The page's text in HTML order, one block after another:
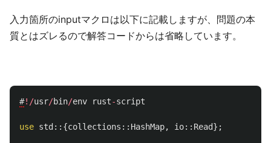
入力箇所のinputマクロは以下に記載しますが、問題の本
質とはズレるので解答コードからは省略しています。
#!/usr/bin/env rust-script
use std ::{collections :: HashMap, io:: Read};